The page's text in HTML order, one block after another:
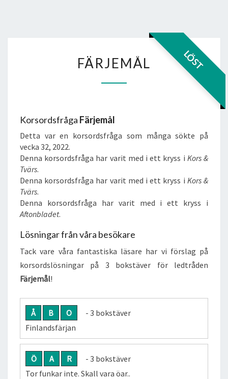
LÖST
FÄRJEMÅL
Korsordsfråga Färjemål
Detta var en korsordsfråga som många sökte på
vecka 32, 2022.
Denna korsordsfråga har varit med i ett kryss i Kors &
Tvärs.
Denna korsordsfråga har varit med i ett kryss i Kors &
Tvärs.
Denna korsordsfråga har varit med i ett kryss i
Aftonbladet.
Lösningar från våra besökare
Tack vare våra fantastiska läsare har vi förslag på
korsordslösningar på 3 bokstäver för ledtråden
Färjemål!
Å B O
- 3 bokstäver
Finlandsfärjan
Ö A R
- 3 bokstäver
Tor funkar inte. Skall vara öar..